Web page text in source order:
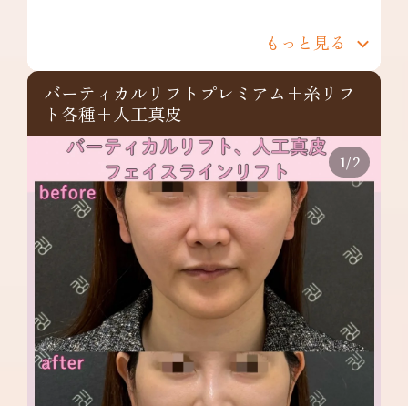
もっと見る
バーティカルリフトプレミアム+糸リフ
ト各種+人工真皮
1/2